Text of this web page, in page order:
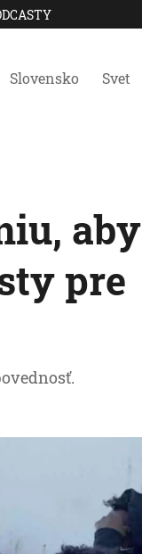
Slovensko Svet
aby
pre